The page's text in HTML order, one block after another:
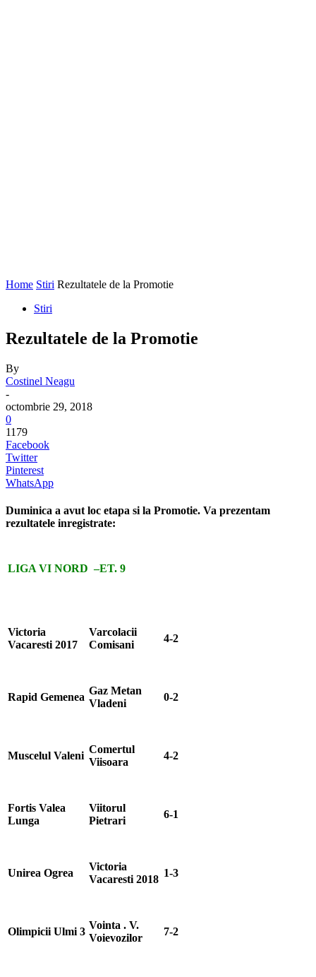
Home Stiri Rezultatele de la Promotie
Stiri
Rezultatele de la Promotie
By
Costinel Neagu
-
octombrie 29, 2018
0
1179
Facebook
Twitter
Pinterest
WhatsApp
Duminica a avut loc etapa si la Promotie. Va prezentam
rezultatele inregistrate:
LIGA VI NORD –ET. 9
Victoria
Vacaresti 2017
Varcolacii
Comisani
4-2
Rapid Gemenea
Gaz Metan
Vladeni
0-2
Muscelul Valeni
Comertul
Viisoara
4-2
Fortis Valea
Lunga
Viitorul
Pietrari
6-1
Unirea Ogrea
Victoria
Vacaresti 2018
1-3
Olimpicii Ulmi 3
Vointa . V.
Voievozilor
7-2